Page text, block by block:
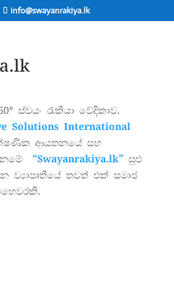
info@swayanrakiya.lk
ස්වයං රැකියා වේදිකාව.
Solutions International
ආයතනයේ සහ
“Swayanrakiya.lk” සුළු
ව්‍යාපෘතියේ තවත් එක් සමාජ